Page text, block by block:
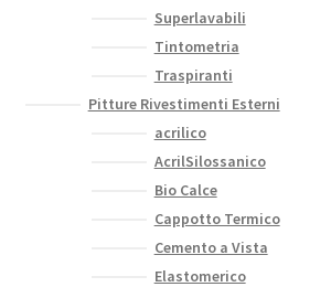
Superlavabili
Tintometria
Traspiranti
Pitture Rivestimenti Esterni
acrilico
AcrilSilossanico
Bio Calce
Cappotto Termico
Cemento a Vista
Elastomerico